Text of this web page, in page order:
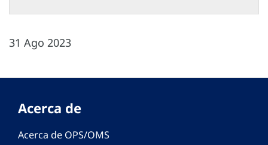
31 Ago 2023
Acerca de
Acerca de OPS/OMS